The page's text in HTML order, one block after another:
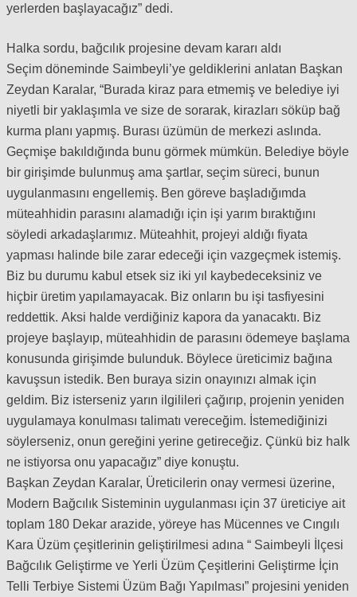
yerlerden başlayacağız” dedi.
Halka sordu, bağcılık projesine devam kararı aldı
Seçim döneminde Saimbeyli’ye geldiklerini anlatan Başkan
Zeydan Karalar, “Burada kiraz para etmemiş ve belediye iyi
niyetli bir yaklaşımla ve size de sorarak, kirazları söküp bağ
kurma planı yapmış. Burası üzümün de merkezi aslında.
Geçmişe bakıldığında bunu görmek mümkün. Belediye böyle
bir girişimde bulunmuş ama şartlar, seçim süreci, bunun
uygulanmasını engellemiş. Ben göreve başladığımda
müteahhidin parasını alamadığı için işi yarım bıraktığını
söyledi arkadaşlarımız. Müteahhit, projeyi aldığı fiyata
yapması halinde bile zarar edeceği için vazgeçmek istemiş.
Biz bu durumu kabul etsek siz iki yıl kaybedeceksiniz ve
hiçbir üretim yapılamayacak. Biz onların bu işi tasfiyesini
reddettik. Aksi halde verdiğiniz kapora da yanacaktı. Biz
projeye başlayıp, müteahhidin de parasını ödemeye başlama
konusunda girişimde bulunduk. Böylece üreticimiz bağına
kavuşsun istedik. Ben buraya sizin onayınızı almak için
geldim. Biz isterseniz yarın ilgilileri çağırıp, projenin yeniden
uygulamaya konulması talimatı vereceğim. İstemediğinizi
söylerseniz, onun gereğini yerine getireceğiz. Çünkü biz halk
ne istiyorsa onu yapacağız” diye konuştu.
Başkan Zeydan Karalar, Üreticilerin onay vermesi üzerine,
Modern Bağcılık Sisteminin uygulanması için 37 üreticiye ait
toplam 180 Dekar arazide, yöreye has Mücennes ve Cıngılı
Kara Üzüm çeşitlerinin geliştirilmesi adına “ Saimbeyli İlçesi
Bağcılık Geliştirme ve Yerli Üzüm Çeşitlerini Geliştirme İçin
Telli Terbiye Sistemi Üzüm Bağı Yapılması” projesini yeniden